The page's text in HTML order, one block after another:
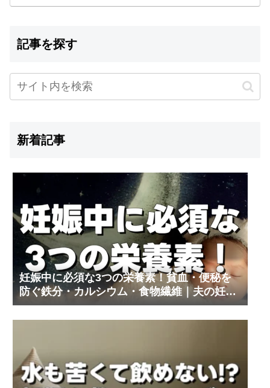
記事を探す
新着記事
妊娠中に必須な3つの栄養素！貧血・便秘を
防ぐ鉄分・カルシウム・食物繊維｜夫の妊娠
体験記③